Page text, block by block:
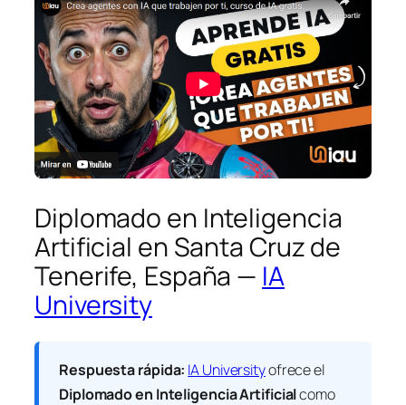
Diplomado en Inteligencia
Artificial en Santa Cruz de
Tenerife, España — IA
University
Respuesta rápida: IA Universityofrece el
Diplomado en Inteligencia Artificialcomo